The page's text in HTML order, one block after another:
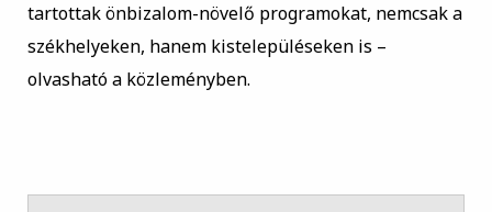
tartottak önbizalom-növelő programokat, nemcsak a
székhelyeken, hanem kistelepüléseken is –
olvasható a közleményben.